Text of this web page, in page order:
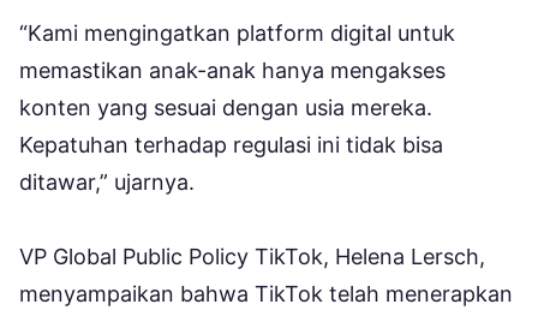
“Kami mengingatkan platform digital untuk
memastikan anak-anak hanya mengakses
konten yang sesuai dengan usia mereka.
Kepatuhan terhadap regulasi ini tidak bisa
ditawar,” ujarnya.
VP Global Public Policy TikTok, Helena Lersch,
menyampaikan bahwa TikTok telah menerapkan